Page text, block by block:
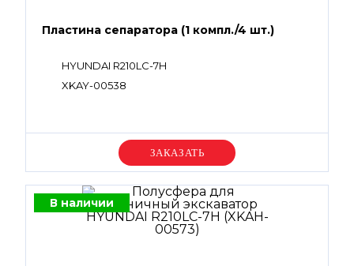
Пластина сепаратора (1 компл./4 шт.)
HYUNDAI R210LC-7H
XKAY-00538
Уточняйте цену
В наличии